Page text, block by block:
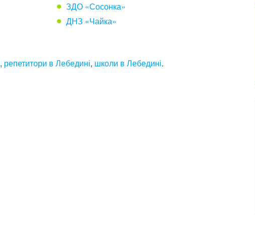
ЗДО «Сосонка»
ДНЗ «Чайка»
, репетитори в Лебедині, школи в Лебедині.